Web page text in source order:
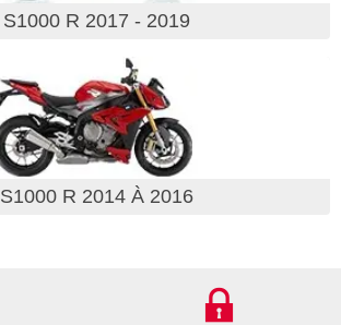
S1000 R 2017 - 2019
S1000 R 2014 À 2016